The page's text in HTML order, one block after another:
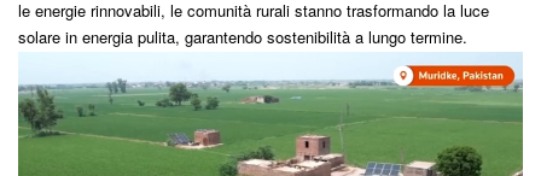
le energie rinnovabili, le comunità rurali stanno trasformando la luce
solare in energia pulita, garantendo sostenibilità a lungo termine.